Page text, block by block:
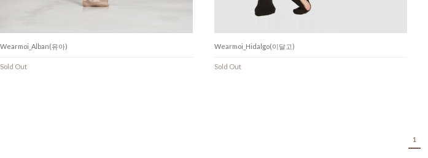
Wearmoi_Alban(유아)
Sold Out
Wearmoi_Hidalgo(이달고)
Sold Out
1